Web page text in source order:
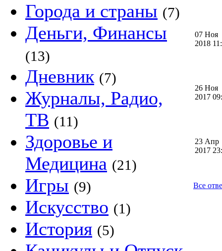
Города и страны (7)
Деньги, Финансы
(13)
Дневник (7)
Журналы, Радио,
ТВ (11)
Здоровье и
Медицина (21)
Игры (9)
Искусство (1)
История (5)
07 Ноя
2018
26 Ноя
2017
23 Апр
2017
Все